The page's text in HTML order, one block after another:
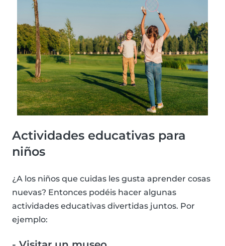
Actividades educativas para
niños
¿A los niños que cuidas les gusta aprender cosas
nuevas? Entonces podéis hacer algunas
actividades educativas divertidas juntos. Por
ejemplo: